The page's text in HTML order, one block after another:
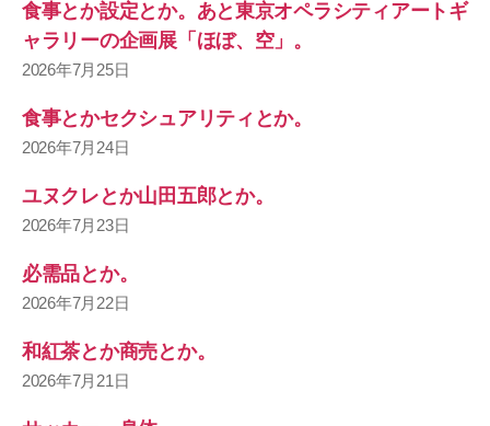
食事とか設定とか。あと東京オペラシティアートギ
ャラリーの企画展「ほぼ、空」。
2026年7月25日
食事とかセクシュアリティとか。
2026年7月24日
ユヌクレとか山田五郎とか。
2026年7月23日
必需品とか。
2026年7月22日
和紅茶とか商売とか。
2026年7月21日